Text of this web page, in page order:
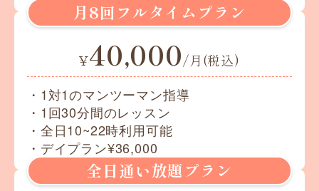
月8回フルタイムプラン
¥40,000/月(税込)
・1対1のマンツーマン指導
・1回30分間のレッスン
・全日10~22時利用可能
・デイプラン¥36,000
全日通い放題プラン